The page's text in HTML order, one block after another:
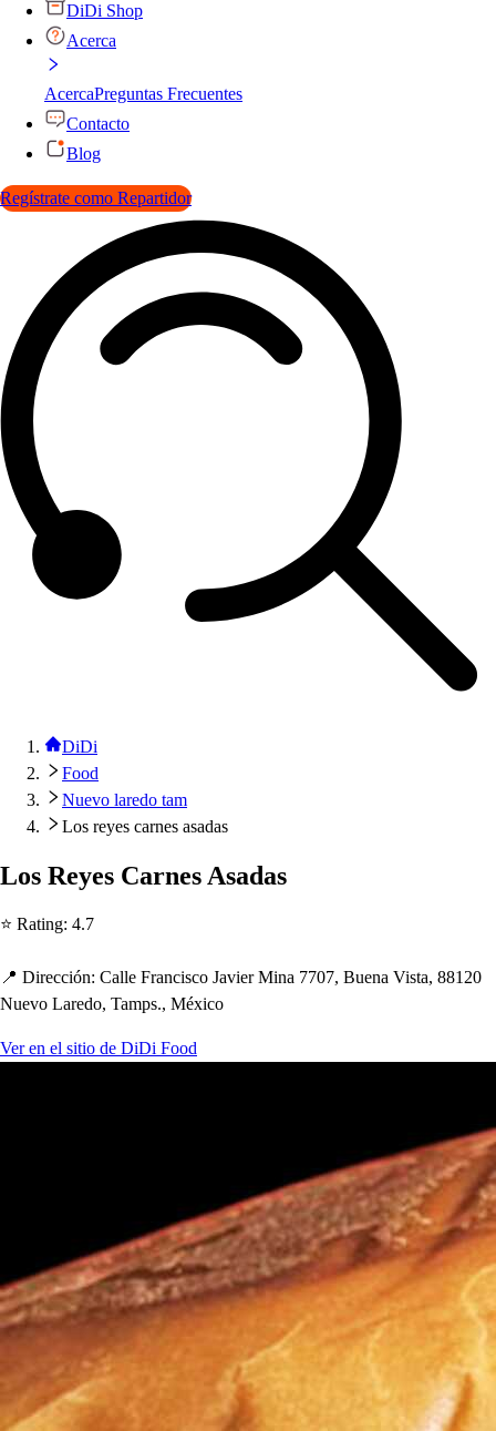
DiDi Shop
Acerca
AcercaPreguntas Frecuentes
Contacto
Blog
Regístrate como Repartidor
DiDi
Food
Nuevo laredo tam
Los reyes carnes asadas
Los Reyes Carnes Asadas
⭐ Rating: 4.7
📍 Dirección: Calle Francisco Javier Mina 7707, Buena Vista, 88120
Nuevo Laredo, Tamps., México
Ver en el sitio de DiDi Food